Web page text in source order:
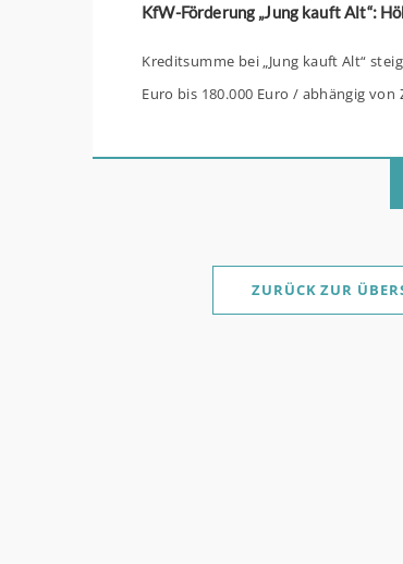
Kreditsumme bei „Jung kauft Alt“
Euro bis 180.000 Euro / abhängig von
0,53 Prozent effektiv bei 35 Jahren
Zinsbindung Antragstellende
ZURÜCK ZUR